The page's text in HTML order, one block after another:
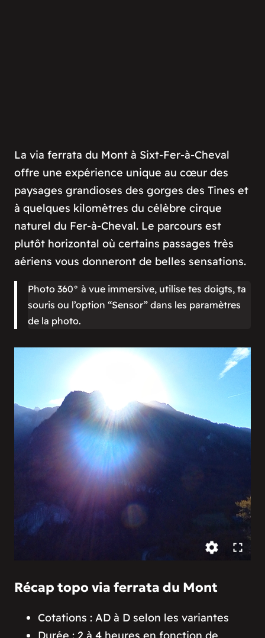
La via ferrata du Mont à Sixt-Fer-à-Cheval
offre une expérience unique au cœur des
paysages grandioses des gorges des Tines et
à quelques kilomètres du célèbre cirque
naturel du Fer-à-Cheval. Le parcours est
plutôt horizontal où certains passages très
aériens vous donneront de belles sensations.
Photo 360° à vue immersive, utilise tes doigts, ta
souris ou l’option “Sensor” dans les paramètres
de la photo.
Récap topo via ferrata du Mont
Cotations : AD à D selon les variantes